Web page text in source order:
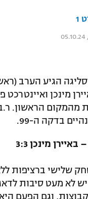
1
מינכן
בדקה ה-99.
מינכן 3:3
שלישי ברציפות